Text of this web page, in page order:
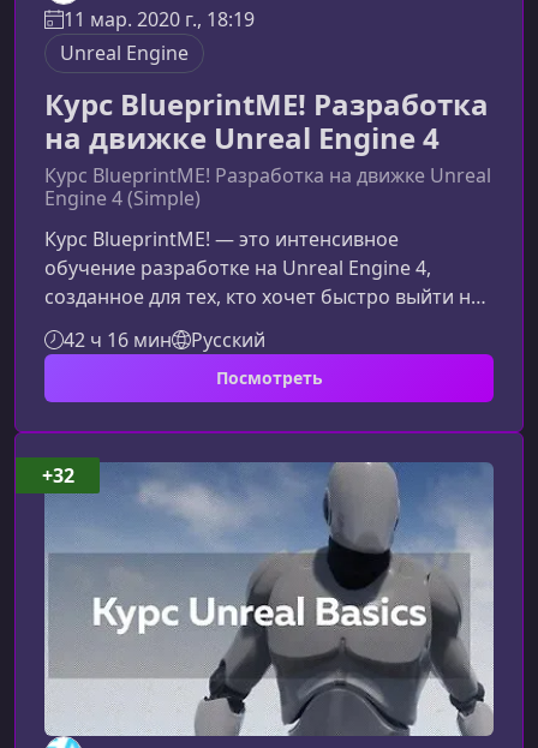
11 мар. 2020 г., 18:19
Unreal Engine
Курс BlueprintME! Разработка
на движке Unreal Engine 4
Курс BlueprintME! Разработка на движке Unreal
Engine 4 (Simple)
Курс BlueprintME! — это интенсивное
обучение разработке на Unreal Engine 4,
созданное для тех, кто хочет быстро выйти на
профессиональный уровень. Программа
сочетает практику и фундаментальные знания:
вы научитесь уверенно работать с Blueprint,
проектировать архитектуру приложений и
разрабатывать полноценные игровые
механики.Почему стоит выбрать обучение
BlueprintME?Курс ориентирован на быстрое
приобретение практических навыков. Вы не
просто и
42 ч 16 мин Русский
Посмотреть
+32